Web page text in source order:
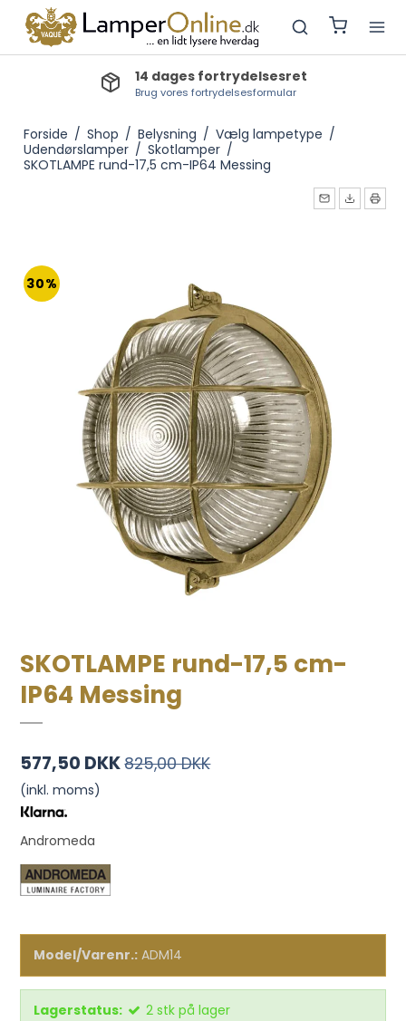
14 dages fortrydelsesret
Brug vores fortrydelsesformular
Forside / Shop / Belysning / Vælg lampetype /
Udendørslamper / Skotlamper /
SKOTLAMPE rund-17,5 cm-IP64 Messing
30%
SKOTLAMPE rund-17,5 cm-
IP64 Messing
577,50 DKK825,00 DKK
(inkl. moms)
Andromeda
Model/Varenr.: ADM14
Lagerstatus: 2 stk på lager